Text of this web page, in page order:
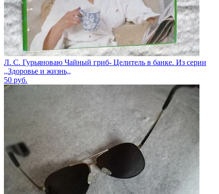
Л. С. Гурьяноваю Чайный гриб- Целитель в банке. Из серии
,,Здоровье и жизнь,,
50 руб.